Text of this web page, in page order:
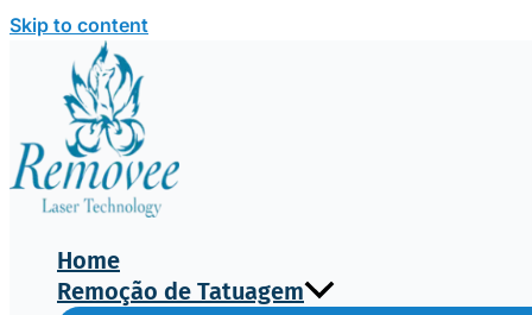
Skip to content
Home
Remoção de Tatuagem